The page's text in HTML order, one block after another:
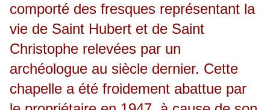
comporté des fresques représentant la
vie de Saint Hubert et de Saint
Christophe relevées par un
archéologue au siècle dernier. Cette
chapelle a été froidement abattue par